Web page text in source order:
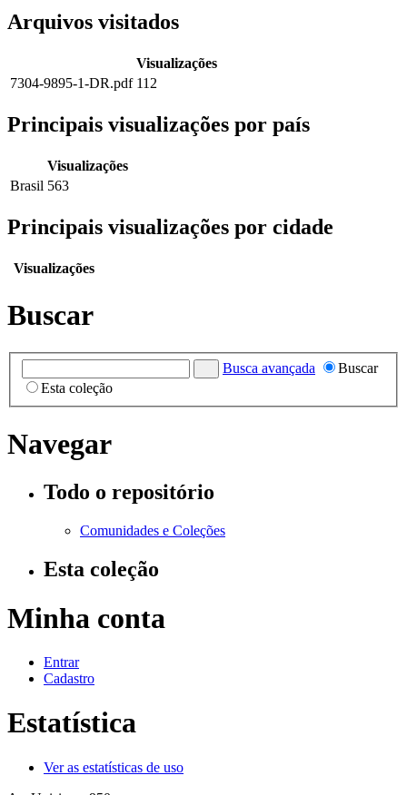
Arquivos visitados
Visualizações
7304-9895-1-DR.pdf 112
Principais visualizações por país
Visualizações
Brasil 563
Principais visualizações por cidade
Visualizações
Buscar
Busca avançada
Buscar
Esta coleção
Navegar
Todo o repositório
Comunidades e Coleções
Esta coleção
Minha conta
Entrar
Cadastro
Estatística
Ver as estatísticas de uso